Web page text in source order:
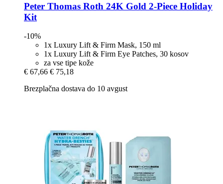
Peter Thomas Roth 24K Gold 2-​Piece Holiday
Kit
-10%
1x Luxury Lift & Firm Mask, 150 ml
1x Luxury Lift & Firm Eye Patches, 30 kosov
za vse tipe kože
€ 67,66 € 75,18
Brezplačna dostava do 10 avgust